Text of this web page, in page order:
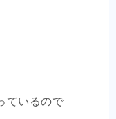
ているので